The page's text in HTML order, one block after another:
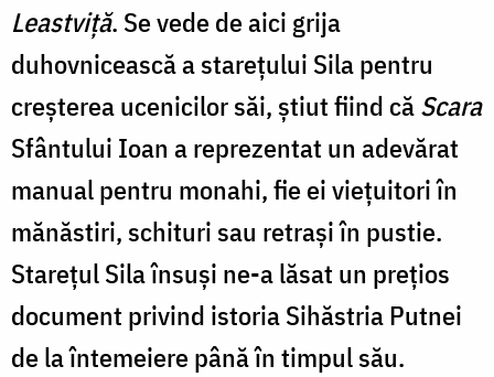
Leastviţă. Se vede de aici grija
duhovnicească a stareţului Sila pentru
creşterea ucenicilor săi, ştiut fiind căScara
Sfântului Ioan a reprezentat un adevărat
manual pentru monahi, fie ei vieţuitori în
mănăstiri, schituri sau retraşi în pustie.
Stareţul Sila însuşi ne-a lăsat un preţios
document privind istoria Sihăstria Putnei
de la întemeiere până în timpul său.